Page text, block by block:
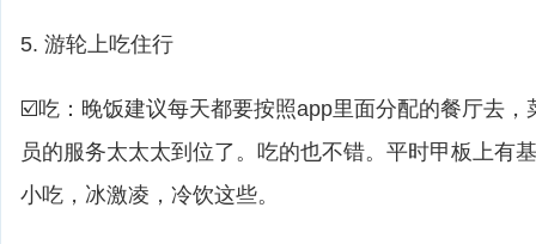
5. 游轮上吃住行
☑️吃：晚饭建议每天都要按照app里面分配的餐厅去，
员的服务太太太到位了。吃的也不错。平时甲板上有
小吃，冰激凌，冷饮这些。